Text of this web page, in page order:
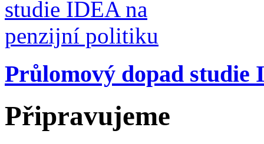
Průlomový dopad
Připravujeme